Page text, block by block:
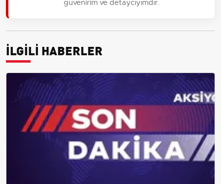
güvenirim ve detaycıyımdır.
İLGİLİ HABERLER